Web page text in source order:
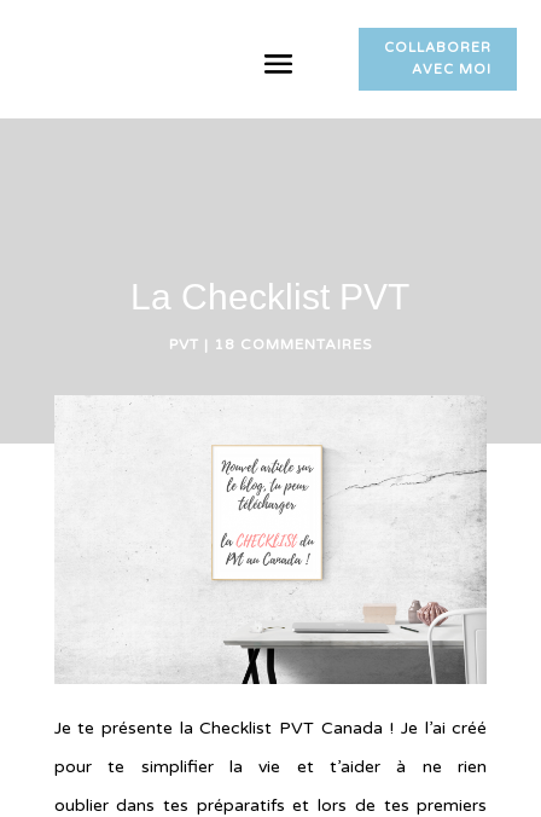
COLLABORER
AVEC MOI
La Checklist PVT
PVT | 18 COMMENTAIRES
Je te présente la Checklist PVT Canada ! Je l’ai créé
pour te simplifier la vie et t’aider à ne rien
oublier dans tes préparatifs et lors de tes premiers